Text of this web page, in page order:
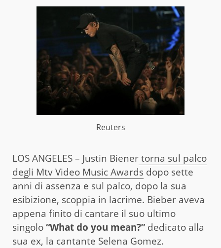
Reuters
LOS ANGELES – Justin Bienertorna sul palco
degli Mtv Video Music Awards dopo sette
anni di assenza e sul palco, dopo la sua
esibizione, scoppia in lacrime. Bieber aveva
appena finito di cantare il suo ultimo
singolo“What do you mean?” dedicato alla
sua ex, la cantante Selena Gomez.